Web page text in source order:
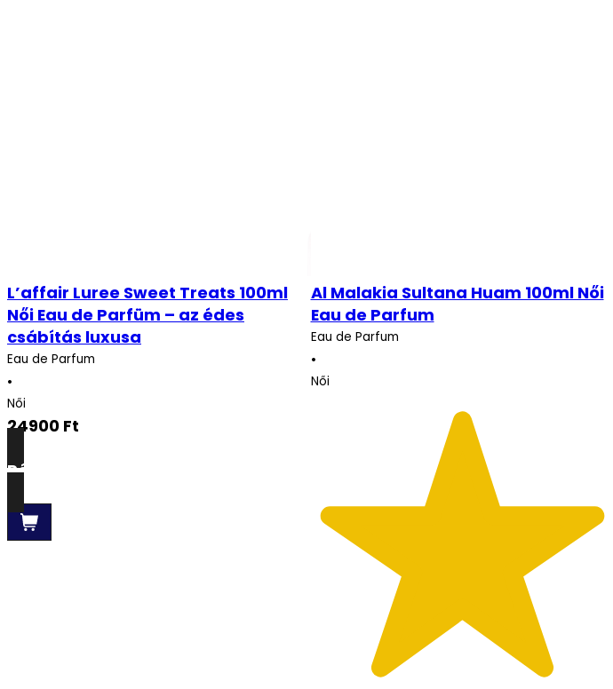
L’affair Luree Sweet Treats 100ml
Női Eau de Parfüm – az édes
csábítás luxusa
Eau de Parfum
•
Női
24900 Ft
Részletek
Al Malakia Sultana Huam 100ml Női
Eau de Parfum
Eau de Parfum
•
Női